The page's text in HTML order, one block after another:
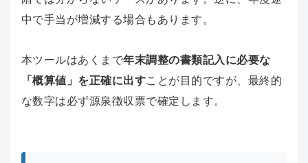
中で手当が増減する場合もあります。
本ツールはあくまで年末調整の書類記入に必要な
「概算値」を正確に出すことが目的ですが、最終的
な数字は必ず源泉徴収票で確定します。